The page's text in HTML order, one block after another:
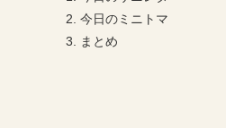
今日のミニトマ
まとめ